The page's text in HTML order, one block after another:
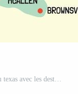
illustration dessinée à la main de la carte du texas avec les destinations touristiques Vecteur Pro